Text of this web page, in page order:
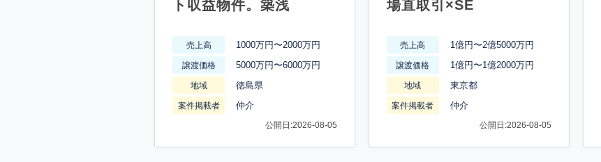
ト収益物件。築浅
売上高 1000万円〜2000万円
譲渡価格 5000万円〜6000万円
地域 徳島県
案件掲載者 仲介
公開日:2026-08-05
場直取引×SE
売上高 1億円〜2億5000万円
譲渡価格 1億円〜1億2000万円
地域 東京都
案件掲載者 仲介
公開日:2026-08-05